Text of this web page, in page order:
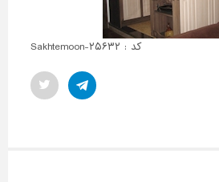
کد : Sakhtemoon-۲۵۶۳۲